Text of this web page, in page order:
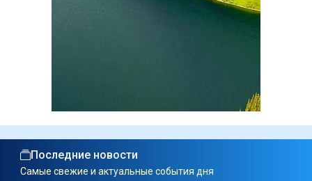
Последние новости
Самые свежие и актуальные события дня